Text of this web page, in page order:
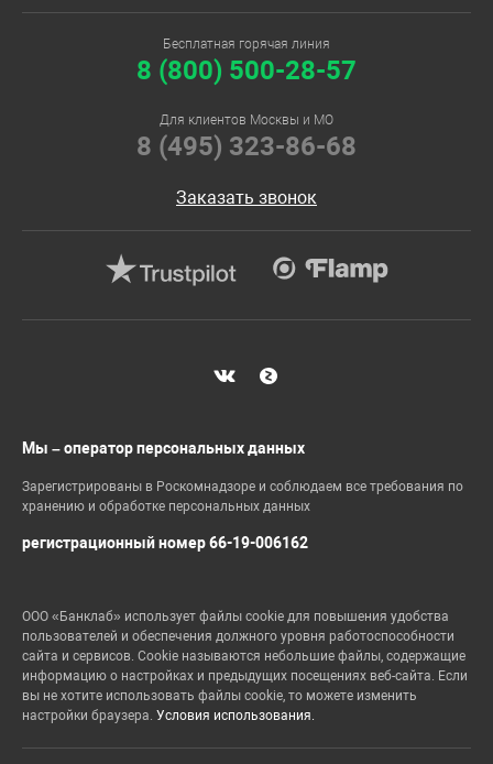
Бесплатная горячая линия
8 (800) 500-28-57
Для клиентов Москвы и МО
8 (495) 323-86-68
Заказать звонок
Мы – оператор персональных данных
Зарегистрированы в Роскомнадзоре и соблюдаем все требования по
хранению и обработке персональных данных
регистрационный номер 66-19-006162
ООО «Банклаб» использует файлы cookie для повышения удобства
пользователей и обеспечения должного уровня работоспособности
сайта и сервисов. Cookie называются небольшие файлы, содержащие
информацию о настройках и предыдущих посещениях веб-сайта. Если
вы не хотите использовать файлы cookie, то можете изменить
настройки браузера. Условия использования.